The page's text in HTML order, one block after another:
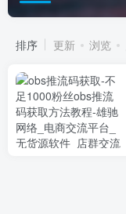
排序 更新 浏览